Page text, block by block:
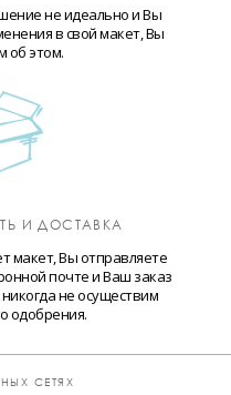
не идеально и Вы
в свой макет, Вы
об этом.
И ДОСТАВКА
макет, Вы отправляете
почте и Ваш заказ
не осуществим
одобрения.
СЕТЯХ